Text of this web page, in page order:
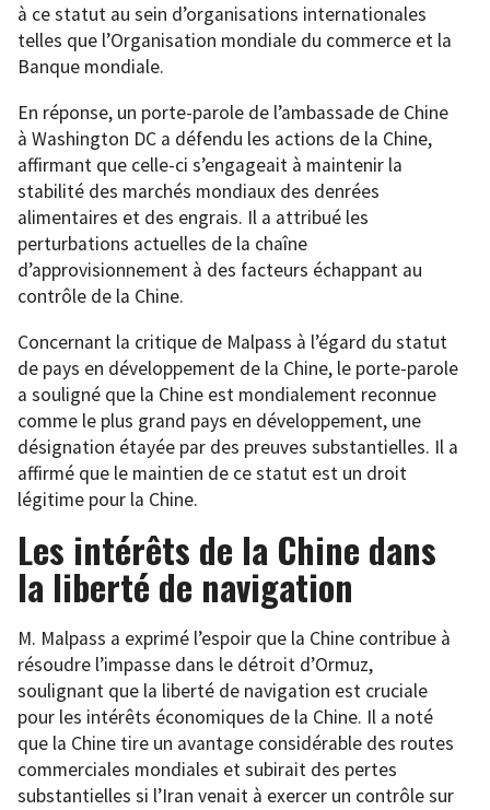
à ce statut au sein d’organisations internationales
telles que l’Organisation mondiale du commerce et la
Banque mondiale.
En réponse, un porte-parole de l’ambassade de Chine
à Washington DC a défendu les actions de la Chine,
affirmant que celle-ci s’engageait à maintenir la
stabilité des marchés mondiaux des denrées
alimentaires et des engrais. Il a attribué les
perturbations actuelles de la chaîne
d’approvisionnement à des facteurs échappant au
contrôle de la Chine.
Concernant la critique de Malpass à l’égard du statut
de pays en développement de la Chine, le porte-parole
a souligné que la Chine est mondialement reconnue
comme le plus grand pays en développement, une
désignation étayée par des preuves substantielles. Il a
affirmé que le maintien de ce statut est un droit
légitime pour la Chine.
Les intérêts de la Chine dans
la liberté de navigation
M. Malpass a exprimé l’espoir que la Chine contribue à
résoudre l’impasse dans le détroit d’Ormuz,
soulignant que la liberté de navigation est cruciale
pour les intérêts économiques de la Chine. Il a noté
que la Chine tire un avantage considérable des routes
commerciales mondiales et subirait des pertes
substantielles si l’Iran venait à exercer un contrôle sur